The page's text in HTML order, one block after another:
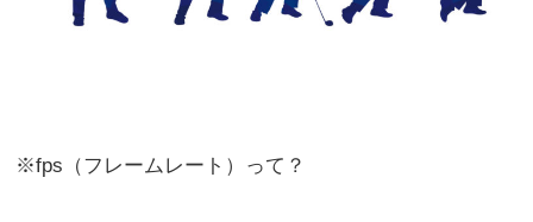
※fps（フレームレート）って？